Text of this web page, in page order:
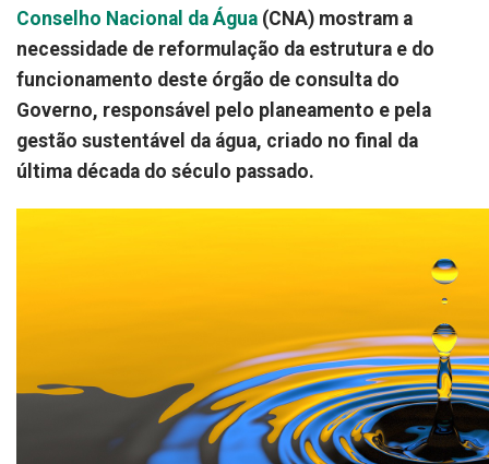
Conselho Nacional da Água (CNA) mostram a
necessidade de reformulação da estrutura e do
funcionamento deste órgão de consulta do
Governo, responsável pelo planeamento e pela
gestão sustentável da água, criado no final da
última década do século passado.